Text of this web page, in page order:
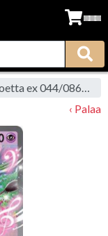
Meloetta ex 044/086 EX
‹ Palaa